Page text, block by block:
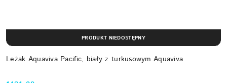
Leżak Aquaviva Pacific, biały z turkusowym Aquaviva
PRODUKT NIEDOSTĘPNY